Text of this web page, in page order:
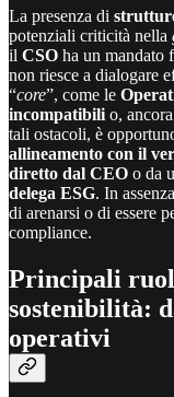
La presenza di
potenziali criticità nella
il CSO ha un mandato
non riesce a dialogare
“core”, come le
incompatibili o,
tali ostacoli, è
allineamento con il
diretto dal CEO o da
delega ESG. In
di arenarsi o di essere
compliance.
Principali
sostenibilità:
operativi